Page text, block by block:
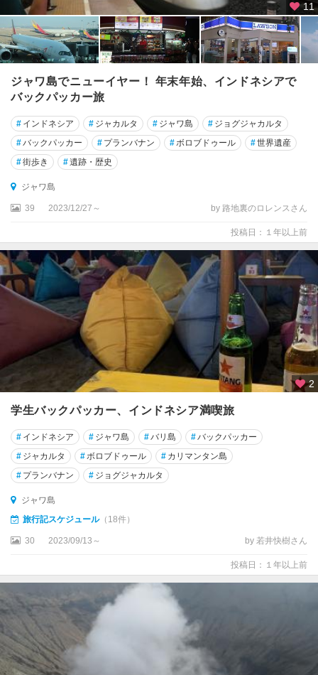
ゥ
ー
ル
跡
周
辺
★
ロ
ボ
ク
カ
リ
マ
ン
ス
マ
ト
島
ス
ラ
ウ
シ
島
ス
バ
ン
バ
島
11
ジャワ島でニューイヤー！ 年末年始、インドネシアで
バックパッカー旅
# インドネシア # ジャカルタ # ジャワ島 # ジョグジャカルタ
#バックパッカー # プランバナン #ボロブドゥール #世界遺産
#街歩き #遺跡・歴史
ジャワ島
39 2023/12/27～ by 路地裏のロレンスさん
投稿日：１年以上前
2
学生バックパッカー、インドネシア満喫旅
# インドネシア # ジャワ島 #バリ島 #バックパッカー
# ジャカルタ #ボロブドゥール # カリマンタン島
# プランバナン # ジョグジャカルタ
ジャワ島
旅行記スケジュール（18件）
30 2023/09/13～ by 若井快樹さん
投稿日：１年以上前